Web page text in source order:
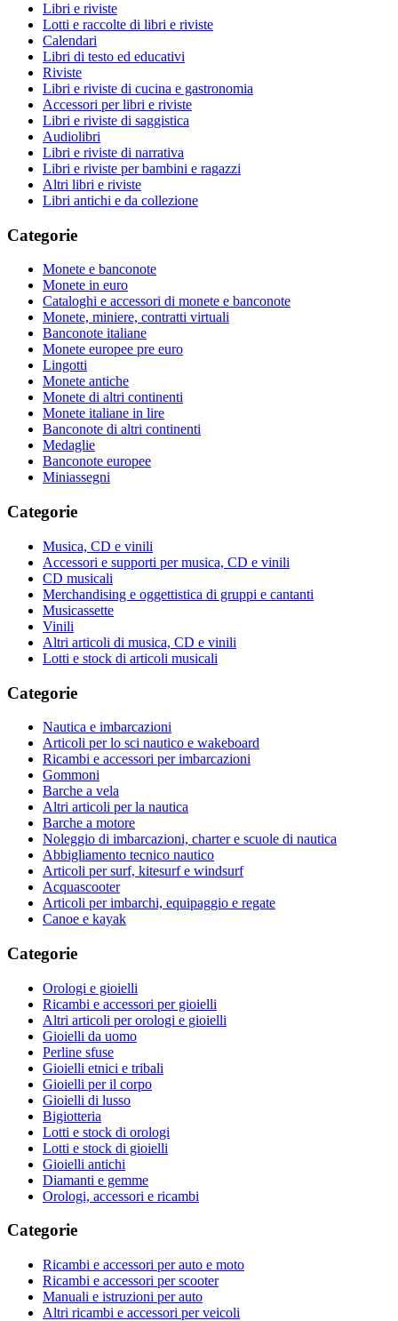
Libri e riviste
Lotti e raccolte di libri e riviste
Calendari
Libri di testo ed educativi
Riviste
Libri e riviste di cucina e gastronomia
Accessori per libri e riviste
Libri e riviste di saggistica
Audiolibri
Libri e riviste di narrativa
Libri e riviste per bambini e ragazzi
Altri libri e riviste
Libri antichi e da collezione
Categorie
Monete e banconote
Monete in euro
Cataloghi e accessori di monete e banconote
Monete, miniere, contratti virtuali
Banconote italiane
Monete europee pre euro
Lingotti
Monete antiche
Monete di altri continenti
Monete italiane in lire
Banconote di altri continenti
Medaglie
Banconote europee
Miniassegni
Categorie
Musica, CD e vinili
Accessori e supporti per musica, CD e vinili
CD musicali
Merchandising e oggettistica di gruppi e cantanti
Musicassette
Vinili
Altri articoli di musica, CD e vinili
Lotti e stock di articoli musicali
Categorie
Nautica e imbarcazioni
Articoli per lo sci nautico e wakeboard
Ricambi e accessori per imbarcazioni
Gommoni
Barche a vela
Altri articoli per la nautica
Barche a motore
Noleggio di imbarcazioni, charter e scuole di nautica
Abbigliamento tecnico nautico
Articoli per surf, kitesurf e windsurf
Acquascooter
Articoli per imbarchi, equipaggio e regate
Canoe e kayak
Categorie
Orologi e gioielli
Ricambi e accessori per gioielli
Altri articoli per orologi e gioielli
Gioielli da uomo
Perline sfuse
Gioielli etnici e tribali
Gioielli per il corpo
Gioielli di lusso
Bigiotteria
Lotti e stock di orologi
Lotti e stock di gioielli
Gioielli antichi
Diamanti e gemme
Orologi, accessori e ricambi
Categorie
Ricambi e accessori per auto e moto
Ricambi e accessori per scooter
Manuali e istruzioni per auto
Altri ricambi e accessori per veicoli